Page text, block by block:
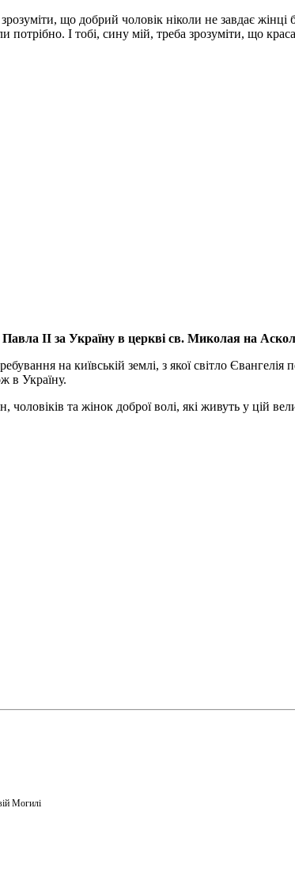
що добрий чоловік ніколи не завдає
потрібно. І тобі, сину мій, треба зрозуміти, що
ІІ за Україну в церкві св. Миколая на
на київській землі, з якої світло
в Україну.
та жінок доброї волі, які живуть у цій
Могилі